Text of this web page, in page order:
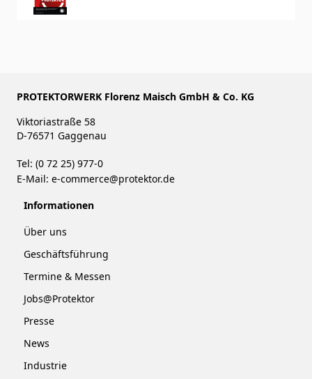
PROTEKTORWERK Florenz Maisch GmbH & Co. KG
Viktoriastraße 58
D-76571 Gaggenau
Tel: (0 72 25) 977-0
E-Mail: e-commerce@protektor.de
Informationen
Über uns
Geschäftsführung
Termine & Messen
Jobs@Protektor
Presse
News
Industrie